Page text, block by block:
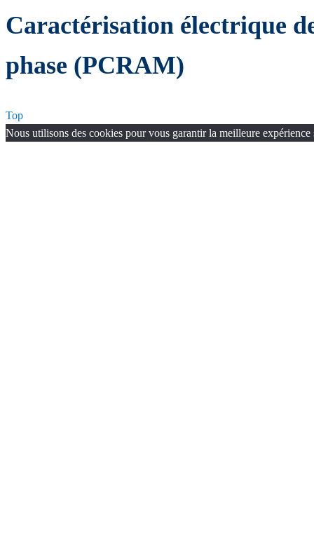
Caractérisation électrique
phase (PCRAM)
Top
Nous utilisons des cookies pour vous garantir la meilleure expérience